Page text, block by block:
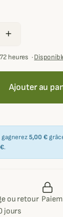
add
heures ·
Ajouter au
5,00 €
.
ou retour
jours